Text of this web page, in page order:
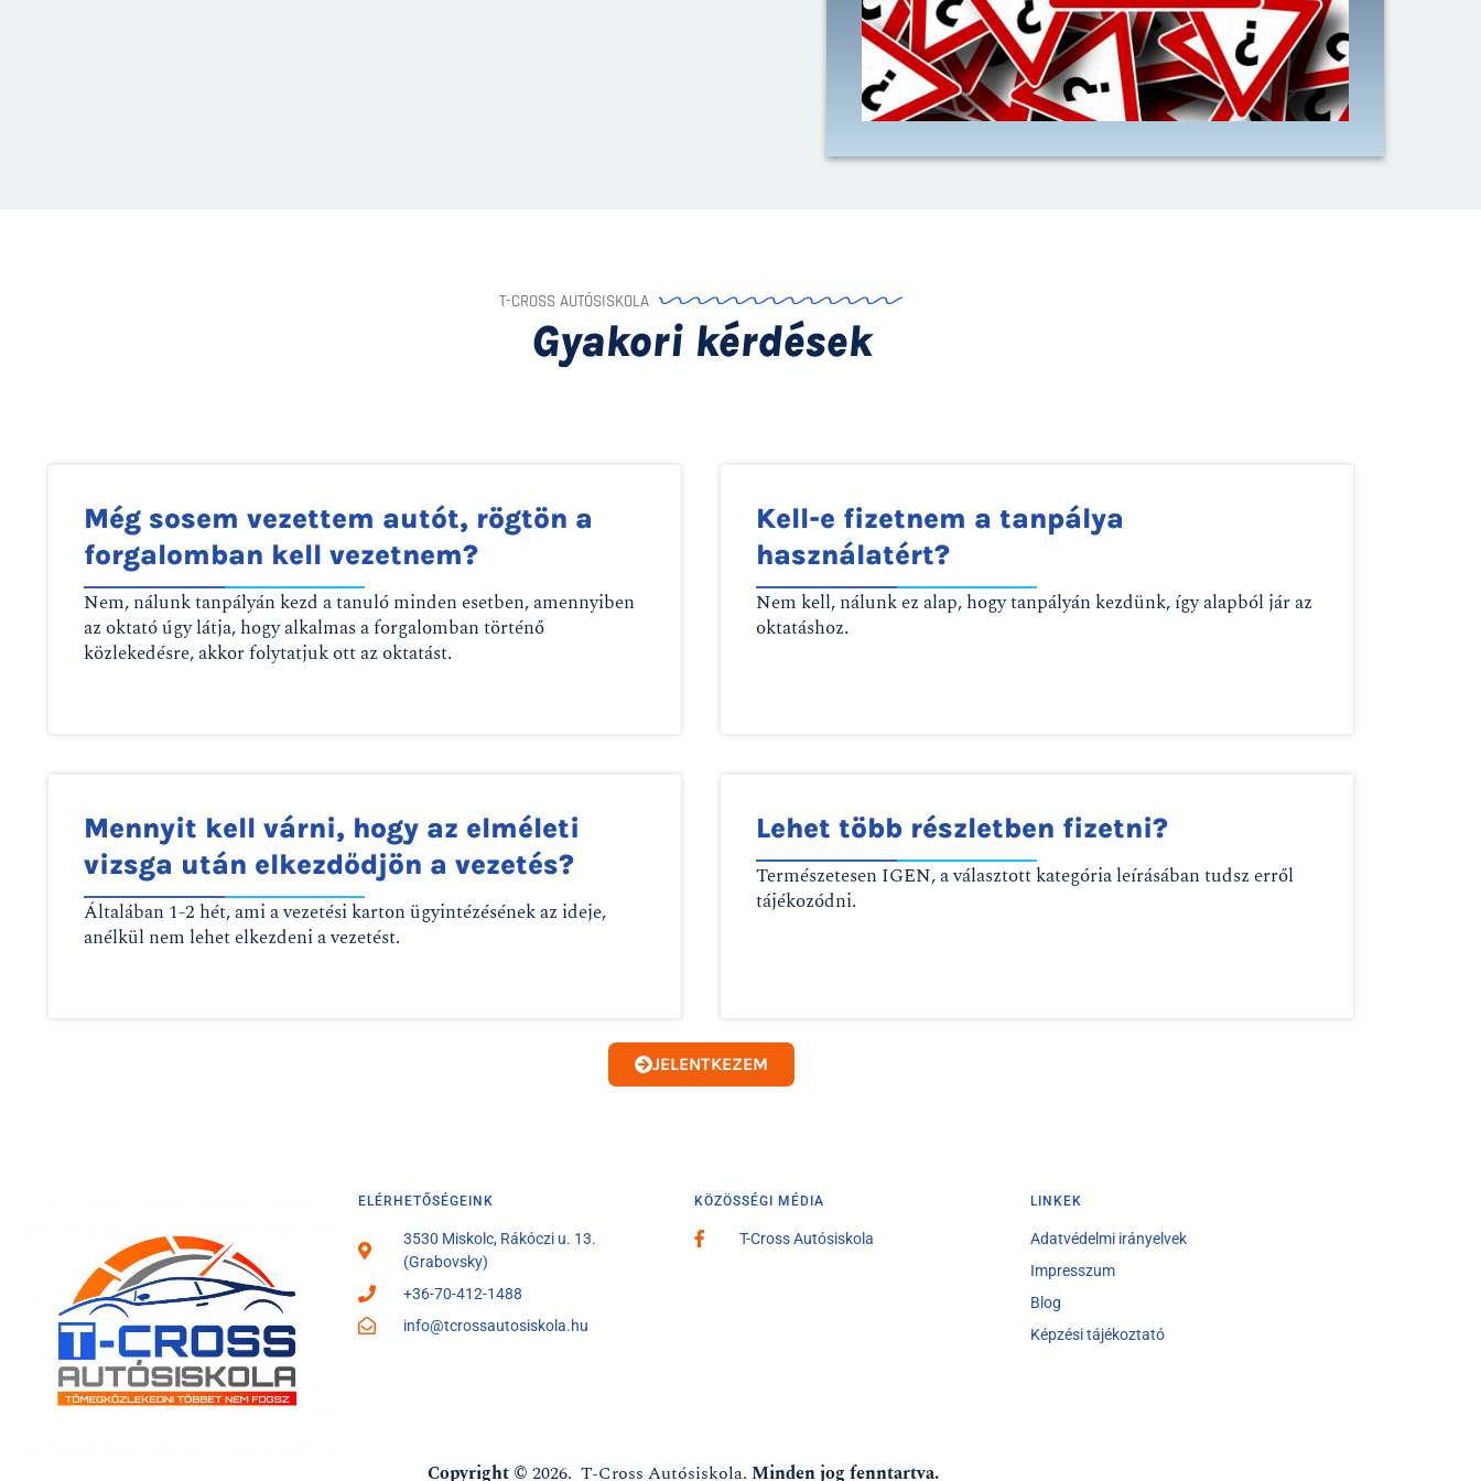
T-CROSS AUTÓSISKOLA
Gyakori kérdések
Még sosem vezettem autót, rögtön a
forgalomban kell vezetnem?
Nem, nálunk tanpályán kezd a tanuló minden esetben, amennyiben
az oktató úgy látja, hogy alkalmas a forgalomban történő
közlekedésre, akkor folytatjuk ott az oktatást.
Kell-e fizetnem a tanpálya
használatért?
Nem kell, nálunk ez alap, hogy tanpályán kezdünk, így alapból jár az
oktatáshoz.
Mennyit kell várni, hogy az elméleti
vizsga után elkezdődjön a vezetés?
Általában 1-2 hét, ami a vezetési karton ügyintézésének az ideje,
anélkül nem lehet elkezdeni a vezetést.
Lehet több részletben fizetni?
Természetesen IGEN, a választott kategória leírásában tudsz erről
tájékozódni.
JELENTKEZEM
ELÉRHETŐSÉGEINK
3530 Miskolc, Rákóczi u. 13.
(Grabovsky)
+36-70-412-1488
info@tcrossautosiskola.hu
KÖZÖSSÉGI MÉDIA
T-Cross Autósiskola
LINKEK
Adatvédelmi irányelvek
Impresszum
Blog
Képzési tájékoztató
Copyright © 2026. T-Cross Autósiskola. Minden jog fenntartva.